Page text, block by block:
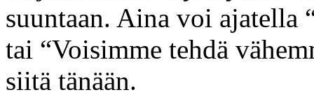
suuntaan. Aina voi ajatella
tai “Voisimme tehdä
siitä tänään.